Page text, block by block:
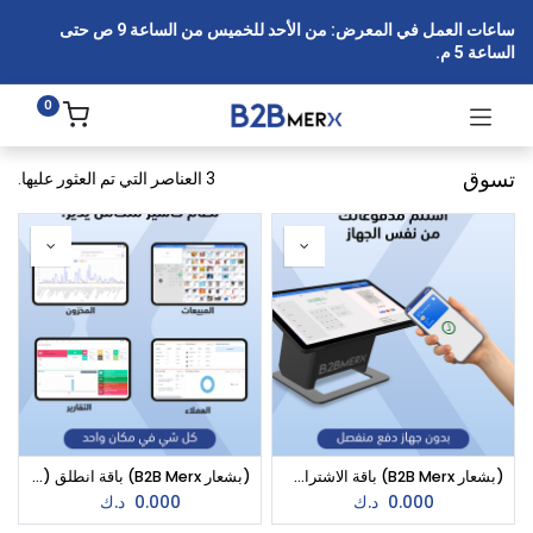
ساعات العمل في المعرض: من الأحد للخميس من الساعة 9 ص حتى
الساعة 5 م.
0
تسوق 3 العناصر التي تم العثور عليها.
(بشعار B2B Merx) باقة الاشتراك الذكي في ميركس فاست | نظام متكامل للكاشير والدفع من جهاز واحد
0.000 د.ك
(بشعار B2B Merx) باقة انطلق (ميركس فاست) | نظام كاشير متكامل لإدارة مبيعاتك بسهولة
0.000 د.ك